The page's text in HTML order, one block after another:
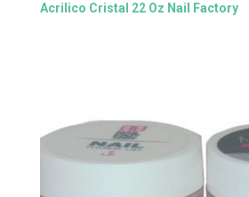
Acrilico Cristal 22 Oz Nail Factory